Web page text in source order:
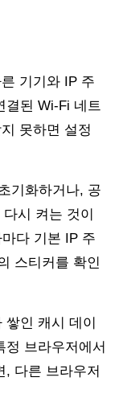
기기와 IP 주
결된 Wi-Fi 네트
못하면 설정
기화하거나, 공
시 켜는 것이
다 기본 IP 주
스티커를 확인
쌓인 캐시 데이
정 브라우저에서
, 다른 브라우저